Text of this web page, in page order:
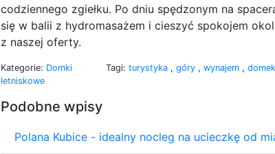
codziennego zgiełku. Po dniu spędzonym na
się w balii z hydromasażem i cieszyć spokojem
z naszej oferty.
Kategorie: Domki
letniskowe
Tagi: turystyka , góry , wynajem ,
Podobne wpisy
Polana Kubice - idealny nocleg na ucieczkę od